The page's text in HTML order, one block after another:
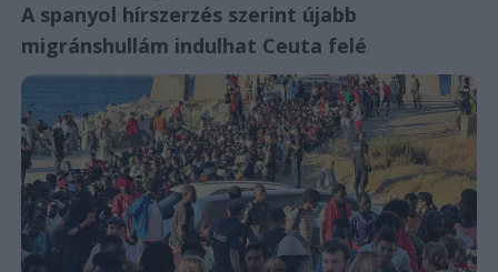
A spanyol hírszerzés szerint újabb
migránshullám indulhat Ceuta felé